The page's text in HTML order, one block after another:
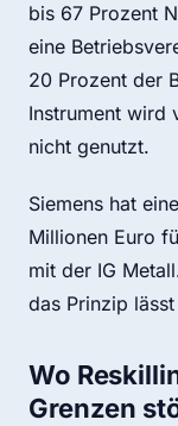
bis 67 Prozent
eine
20 Prozent der
Instrument wird
nicht genutzt.
Siemens hat
Millionen Euro
mit der IG
das Prinzip
Wo
Grenzen